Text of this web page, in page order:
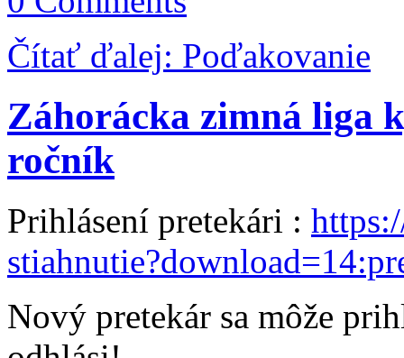
Čítať ďalej: Poďakovanie
Záhorácka zimná liga
ročník
Prihlásení pretekári :
Nový pretekár sa môže